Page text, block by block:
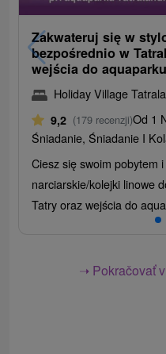
Zakwateruj się w
bezpośrednio w
wejścia do
Holiday Village
9,2 (179 recenzji)Od 1
Śniadanie, Śniadanie I
Ciesz się swoim pobytem
narciarskie/kolejki linowe
Tatry oraz wejścia do
➝ Pokračovať